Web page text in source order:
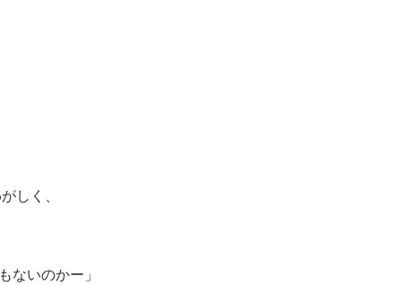
しく、
ないのかー」